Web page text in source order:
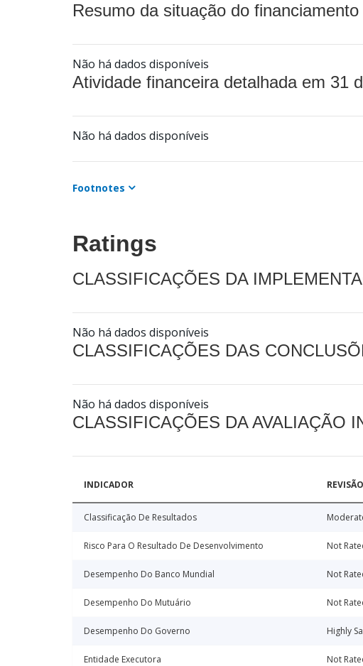
Resumo da situação do
Não há dados disponíveis
Atividade financeira detalhada em 31
Não há dados disponíveis
Footnotes
Ratings
CLASSIFICAÇÕES DA
Não há dados disponíveis
CLASSIFICAÇÕES DAS
Não há dados disponíveis
CLASSIFICAÇÕES DA AVALIAÇÃO
INDICADOR
Classificação De Resultados
Risco Para O Resultado De Desenvolvimento Not
Desempenho Do Banco Mundial Not
Desempenho Do Mutuário Not
Desempenho Do Governo Highly
Entidade Executora Not